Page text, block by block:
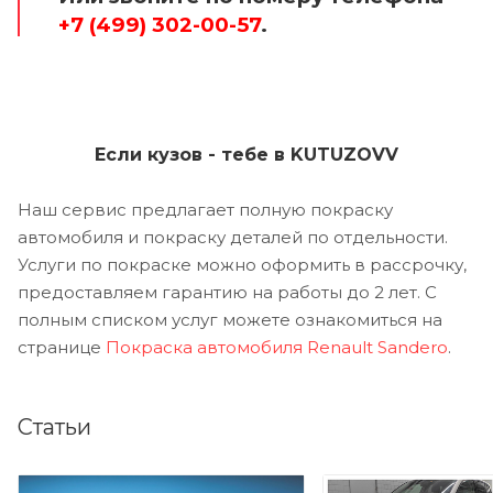
+7 (499) 302-00-57.
Если кузов - тебе в KUTUZOVV
Наш сервис предлагает полную покраску
автомобиля и покраску деталей по отдельности.
Услуги по покраске можно оформить в рассрочку,
предоставляем гарантию на работы до 2 лет. С
полным списком услуг можете ознакомиться на
странице Покраска автомобиля Renault Sandero.
Статьи